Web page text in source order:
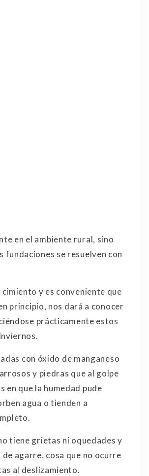
en el ambiente rural, sino
fundaciones se resuelven con
y es conveniente que
principio, nos dará a conocer
prácticamente estos
con óxido de manganeso
y piedras que al golpe
en que la humedad pude
agua o tienden a
tiene grietas ni oquedades y
agarre, cosa que no ocurre
al deslizamiento.